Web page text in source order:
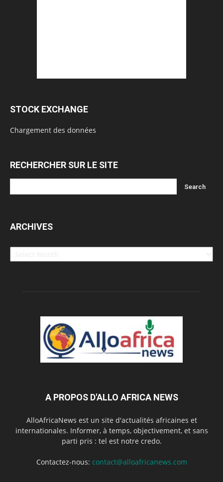
STOCK EXCHANGE
Chargement des données
RECHERCHER SUR LE SITE
ARCHIVES
Archives
A PROPOS D'ALLO AFRICA NEWS
AlloAfricaNews est un site d'actualités africaines et
internationales. Informer, à temps, objectivement, et sans
parti pris : tel est notre credo.
Contactez-nous: contact@alloafricanews.com